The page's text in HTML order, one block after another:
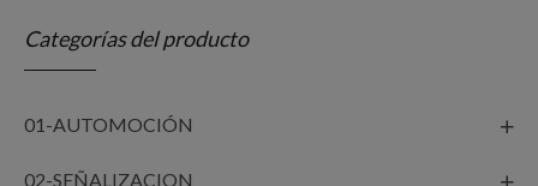
Categorías del producto
01-AUTOMOCIÓN
02-SEÑALIZACION